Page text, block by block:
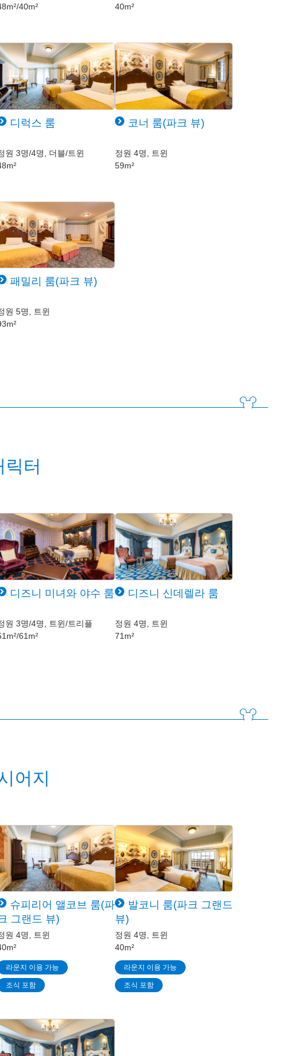
40m²
40m²
디럭스 룸
원 3명/4명, 더블/트윈
코너 룸(파크 뷰)
정원 4명, 트윈
59m²
패밀리 룸(파크 뷰)
원 5명, 트윈
릭터
디즈니 미녀와 야수 룸
원 3명/4명, 트윈/트리플
61m²
디즈니 신데렐라 룸
정원 4명, 트윈
71m²
어지
슈피리어 앨코브 룸(파
그랜드 뷰)
원 4명, 트윈
라운지 이용 가능
조식 포함
발코니 룸(파크 그랜드
뷰)
정원 4명, 트윈
40m²
라운지 이용 가능
조식 포함